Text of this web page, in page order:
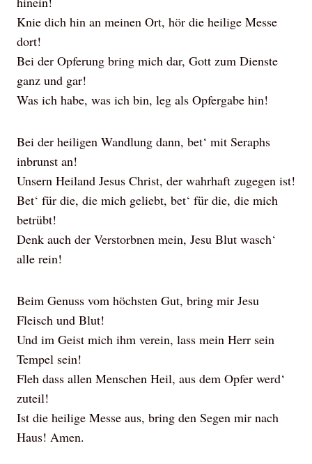
Knie dich hin an meinen Ort, hör die heilige Messe
dort!
Bei der Opferung bring mich dar, Gott zum Dienste
ganz und gar!
Was ich habe, was ich bin, leg als Opfergabe hin!
Bei der heiligen Wandlung dann, bet‘ mit Seraphs
inbrunst an!
Unsern Heiland Jesus Christ, der wahrhaft zugegen ist!
Bet‘ für die, die mich geliebt, bet‘ für die, die mich
betrübt!
Denk auch der Verstorbnen mein, Jesu Blut wasch‘
alle rein!
Beim Genuss vom höchsten Gut, bring mir Jesu
Fleisch und Blut!
Und im Geist mich ihm verein, lass mein Herr sein
Tempel sein!
Fleh dass allen Menschen Heil, aus dem Opfer werd‘
zuteil!
Ist die heilige Messe aus, bring den Segen mir nach
Haus! Amen.